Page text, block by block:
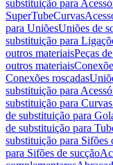
substituição para
SuperTubeCurvas
para UniõesUniões de
substituição para
outros materiaisPeças
outros materiais
Conexões roscadas
substituição para
substituição para
de substituição para
de substituição para
substituição para Sifões
para Sifões de sucção